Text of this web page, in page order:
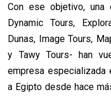
Con ese objetivo, una
Dynamic Tours,
Dunas, Image Tours,
y Tawy Tours- han
empresa especializada
a Egipto desde hace